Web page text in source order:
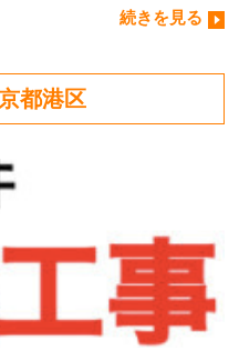
続きを見る
都港区